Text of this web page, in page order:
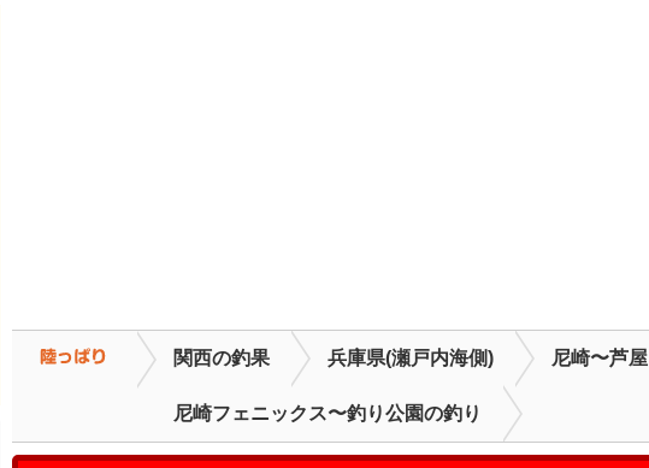
関西の釣果 兵庫県(瀬戸内海側) 尼崎〜芦屋
尼崎フェニックス〜釣り公園の釣り